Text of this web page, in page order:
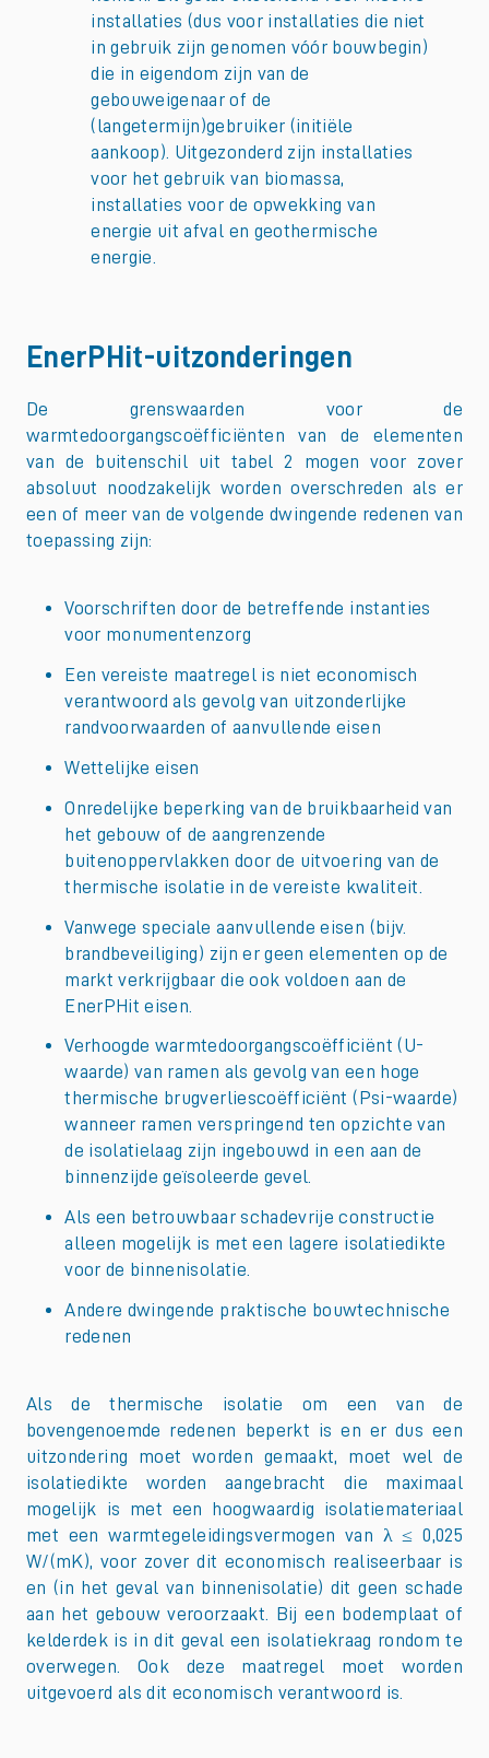
installaties (dus voor installaties die niet
in gebruik zijn genomen vóór bouwbegin)
die in eigendom zijn van de
gebouweigenaar of de
(langetermijn)gebruiker (initiële
aankoop). Uitgezonderd zijn installaties
voor het gebruik van biomassa,
installaties voor de opwekking van
energie uit afval en geothermische
energie.
EnerPHit-uitzonderingen
De grenswaarden voor de
warmtedoorgangscoëfficiënten van de elementen
van de buitenschil uit tabel 2 mogen voor zover
absoluut noodzakelijk worden overschreden als er
een of meer van de volgende dwingende redenen van
toepassing zijn:
Voorschriften door de betreffende instanties
voor monumentenzorg
Een vereiste maatregel is niet economisch
verantwoord als gevolg van uitzonderlijke
randvoorwaarden of aanvullende eisen
Wettelijke eisen
Onredelijke beperking van de bruikbaarheid van
het gebouw of de aangrenzende
buitenoppervlakken door de uitvoering van de
thermische isolatie in de vereiste kwaliteit.
Vanwege speciale aanvullende eisen (bijv.
brandbeveiliging) zijn er geen elementen op de
markt verkrijgbaar die ook voldoen aan de
EnerPHit eisen.
Verhoogde warmtedoorgangscoëfficiënt (U-
waarde) van ramen als gevolg van een hoge
thermische brugverliescoëfficiënt (Psi-waarde)
wanneer ramen verspringend ten opzichte van
de isolatielaag zijn ingebouwd in een aan de
binnenzijde geïsoleerde gevel.
Als een betrouwbaar schadevrije constructie
alleen mogelijk is met een lagere isolatiedikte
voor de binnenisolatie.
Andere dwingende praktische bouwtechnische
redenen
Als de thermische isolatie om een van de
bovengenoemde redenen beperkt is en er dus een
uitzondering moet worden gemaakt, moet wel de
isolatiedikte worden aangebracht die maximaal
mogelijk is met een hoogwaardig isolatiemateriaal
met een warmtegeleidingsvermogen van λ ≤ 0,025
W/(mK), voor zover dit economisch realiseerbaar is
en (in het geval van binnenisolatie) dit geen schade
aan het gebouw veroorzaakt. Bij een bodemplaat of
kelderdek is in dit geval een isolatiekraag rondom te
overwegen. Ook deze maatregel moet worden
uitgevoerd als dit economisch verantwoord is.